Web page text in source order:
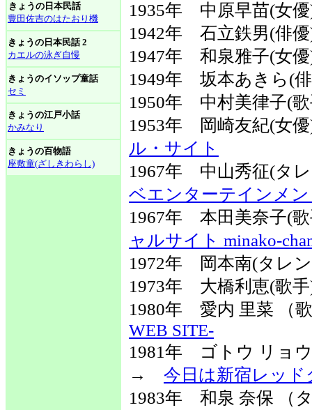
きょうの日本民話
豊田佐吉のはたおり機
きょうの日本民話 2
カエルの泳ぎ自慢
きょうのイソップ童話
セミ
きょうの江戸小話
かみなり
きょうの百物語
座敷童(ざしきわらし)
1935年 中原早苗(女
1942年 石立鉄男(俳
1947年 和泉雅子(女
1949年 坂本あきら(
1950年 中村美律子(
1953年 岡崎友紀(
ル・サイト
1967年 中山秀征(
ベエンターテインメ
1967年 本田美奈
ャルサイト minako-
1972年 岡本南(タレ
1973年 大橋利恵(歌
1980年 愛内 里菜
WEB SITE-
1981年 ゴトウ リョ
→ 今日は新宿レッ
1983年 和泉 奈保